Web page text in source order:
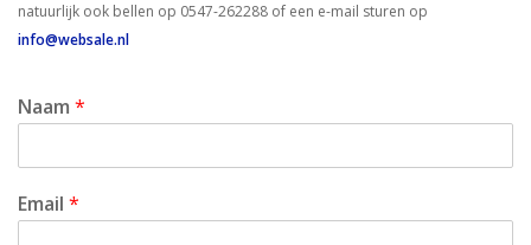
natuurlijk ook bellen op 0547-262288 of een e-mail sturen op
info@websale.nl
Naam *
Email *